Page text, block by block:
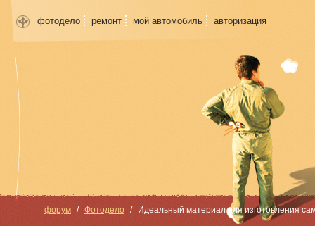
фотодело ремонт мой автомобиль авторизация
форум Фотодело Идеальный материал для изготовления